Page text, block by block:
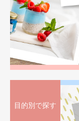
目的別で探す